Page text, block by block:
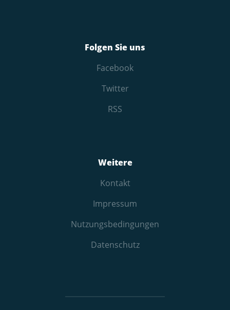
Folgen Sie uns
Facebook
Twitter
RSS
Weitere
Kontakt
Impressum
Nutzungs­bedingungen
Datenschutz